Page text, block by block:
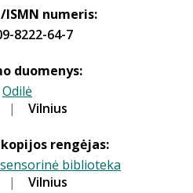
ISMN numeris:
8222-64-7
duomenys:
Odilė
| Vilnius
rengėjas:
biblioteka
| Vilnius